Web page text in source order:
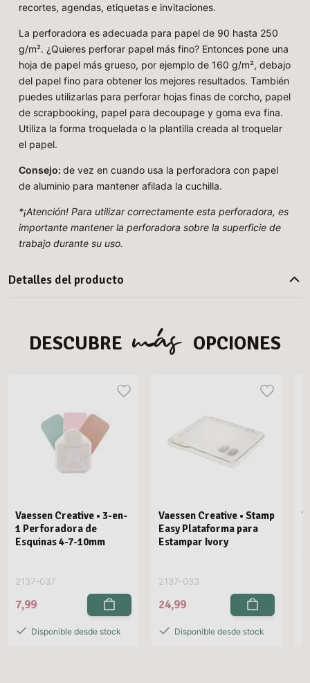
recortes, agendas, etiquetas e invitaciones.
La perforadora es adecuada para papel de 90 hasta 250
g/m². ¿Quieres perforar papel más fino? Entonces pone una
hoja de papel más grueso, por ejemplo de 160 g/m², debajo
del papel fino para obtener los mejores resultados. También
puedes utilizarlas para perforar hojas finas de corcho, papel
de scrapbooking, papel para decoupage y goma eva fina.
Utiliza la forma troquelada o la plantilla creada al troquelar
el papel.
Consejo:de vez en cuando usa la perforadora con papel
de aluminio para mantener afilada la cuchilla.
*¡Atención! Para utilizar correctamente esta perforadora, es
importante mantener la perforadora sobre la superficie de
trabajo durante su uso.
Detalles del producto
DESCUBRE más OPCIONES
Vaessen Creative • 3-en-
1 Perforadora de
Esquinas 4-7-10mm
2137-037
7,99
Disponible desde stock
Vaessen Creative • Stamp
Easy Plataforma para
Estampar Ivory
2137-033
24,99
Disponible desde stock